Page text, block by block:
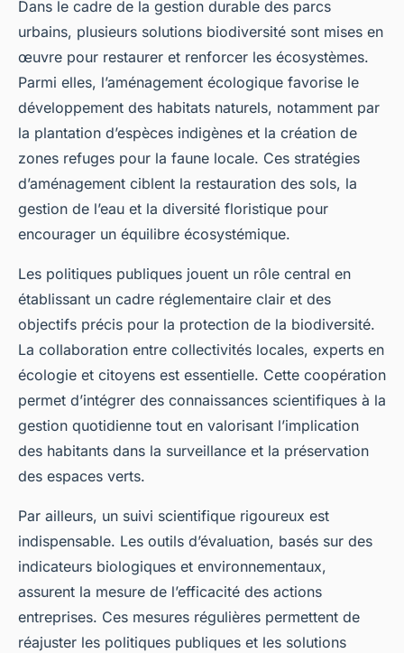
Dans le cadre de la gestion durable des parcs
urbains, plusieurs solutions biodiversité sont mises en
œuvre pour restaurer et renforcer les écosystèmes.
Parmi elles, l’aménagement écologique favorise le
développement des habitats naturels, notamment par
la plantation d’espèces indigènes et la création de
zones refuges pour la faune locale. Ces stratégies
d’aménagement ciblent la restauration des sols, la
gestion de l’eau et la diversité floristique pour
encourager un équilibre écosystémique.
Les politiques publiques jouent un rôle central en
établissant un cadre réglementaire clair et des
objectifs précis pour la protection de la biodiversité.
La collaboration entre collectivités locales, experts en
écologie et citoyens est essentielle. Cette coopération
permet d’intégrer des connaissances scientifiques à la
gestion quotidienne tout en valorisant l’implication
des habitants dans la surveillance et la préservation
des espaces verts.
Par ailleurs, un suivi scientifique rigoureux est
indispensable. Les outils d’évaluation, basés sur des
indicateurs biologiques et environnementaux,
assurent la mesure de l’efficacité des actions
entreprises. Ces mesures régulières permettent de
réajuster les politiques publiques et les solutions